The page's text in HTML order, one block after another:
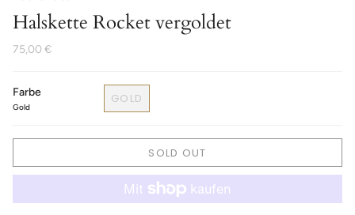
Halskette Rocket vergoldet
75,00 €
Farbe
Gold
GOLD
SOLD OUT